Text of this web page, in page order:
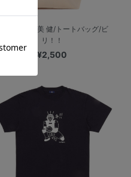
【+B】/加賀美 健/トートバッグ/ビ
リ！！
¥2,500